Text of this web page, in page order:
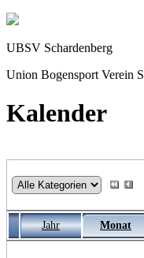
UBSV Schardenberg
Union Bogensport Verein
Kalender
Jahr Monat